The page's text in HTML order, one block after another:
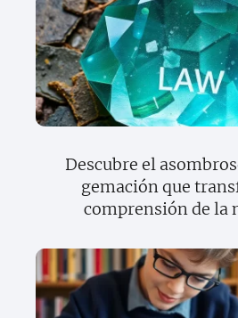
Descubre el
gemación que
comprensión de la